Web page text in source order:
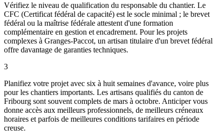
Vérifiez le niveau de qualification du responsable du chantier. Le
CFC (Certificat fédéral de capacité) est le socle minimal ; le brevet
fédéral ou la maîtrise fédérale attestent d'une formation
complémentaire en gestion et encadrement. Pour les projets
complexes à Granges-Paccot, un artisan titulaire d'un brevet fédéral
offre davantage de garanties techniques.
3
Planifiez votre projet avec six à huit semaines d'avance, voire plus
pour les chantiers importants. Les artisans qualifiés du canton de
Fribourg sont souvent complets de mars à octobre. Anticiper vous
donne accès aux meilleurs professionnels, de meilleurs créneaux
horaires et parfois de meilleures conditions tarifaires en période
creuse.